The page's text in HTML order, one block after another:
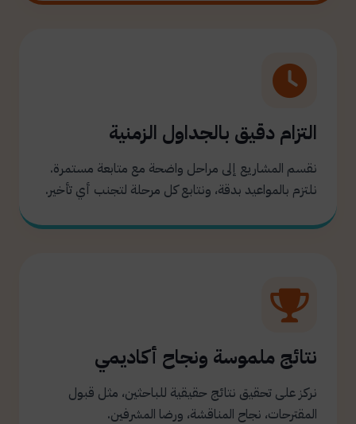
التزام دقيق بالجداول الزمنية
نقسم المشاريع إلى مراحل واضحة مع متابعة مستمرة.
نلتزم بالمواعيد بدقة، ونتابع كل مرحلة لتجنب أي تأخير.
نتائج ملموسة ونجاح أكاديمي
نركز على تحقيق نتائج حقيقية للباحثين، مثل قبول
المقترحات، نجاح المناقشة، ورضا المشرفين.